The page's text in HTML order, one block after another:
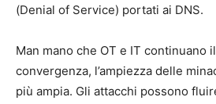
(Denial of Service) portati ai DNS.
Man mano che OT e IT continuano
convergenza, l’ampiezza delle
più ampia. Gli attacchi possono